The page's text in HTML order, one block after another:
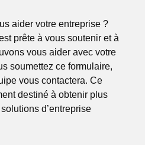
aider votre entreprise ?
prête à vous soutenir et à
vous aider avec votre
soumettez ce formulaire,
vous contactera. Ce
destiné à obtenir plus
d’entreprise